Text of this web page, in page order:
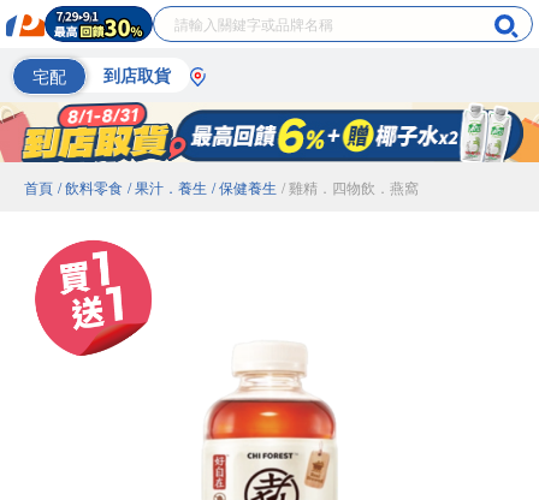
宅配 到店取貨
首頁 / 飲料零食 / 果汁．養生 / 保健養生 / 雞精．四物飲．燕窩